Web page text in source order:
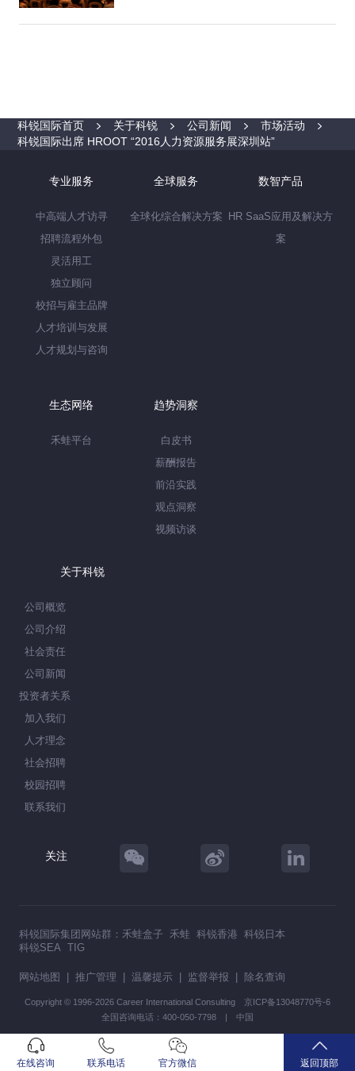
科锐国际首页 关于科锐 公司新闻
市场活动
科锐国际出席 HROOT “2016人力资源服务展深圳站”
专业服务
中高端人才访寻
招聘流程外包
灵活用工
独立顾问
校招与雇主品牌
人才培训与发展
人才规划与咨询
全球服务
全球化综合解决方案
数智产品
HR SaaS应用及解决方
案
生态网络
禾蛙平台
趋势洞察
白皮书
薪酬报告
前沿实践
观点洞察
视频访谈
关于科锐
公司概览
公司介绍
社会责任
公司新闻
投资者关系
加入我们
人才理念
社会招聘
校园招聘
联系我们
关注
科锐国际集团网站群： 禾蛙盒子 禾蛙 科锐香港 科锐日本
科锐SEA TIG
网站地图 推广管理 温馨提示 监督举报 除名查询
Copyright © 1996-2026 Career International Consulting 京ICP备13048770号-6
全国咨询电话：400-050-7798 | 中国
在线咨询 联系电话 官方微信 返回顶部